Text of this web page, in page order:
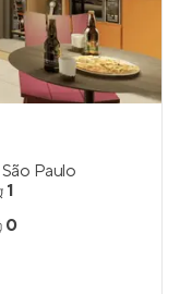
São Paulo
1
0